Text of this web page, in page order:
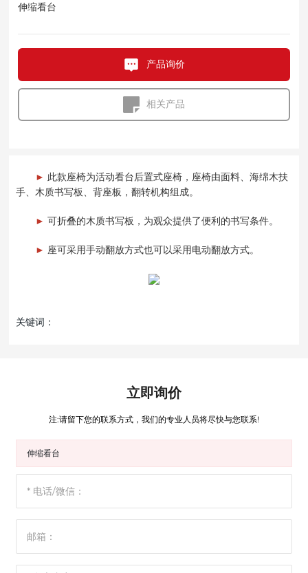
► 此款座椅为活动看台后置式座椅，座椅由面料、海绵木扶
手、木质书写板、背座板，翻转机构组成。
►可折叠的木质书写板，为观众提供了便利的书写条件。
► 座可采用手动翻放方式也可以采用电动翻放方式。
关键词：
伸缩看台
产品询价
相关产品
立即询价
注:请留下您的联系方式，我们的专业人员将尽快与您联系!
伸缩看台